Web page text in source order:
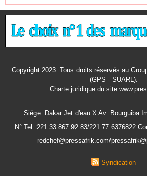
Copyright 2023. Tous droits réservés au
(GPS - SUARL).
Charte juridiquedu site
Siége: Dakar Jet d'eau X Av. Bourguiba
N° Tel: 221 33 867 92 83/221 77 6376822
redchef@pressafrik.com/
Syndication